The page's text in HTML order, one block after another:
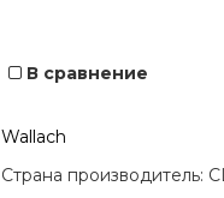
В сравнение
Wallach
Страна производитель: